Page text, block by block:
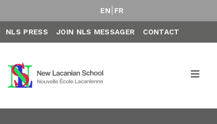
EN FR
NLS PRESS JOIN NLS MESSAGER CONTACT